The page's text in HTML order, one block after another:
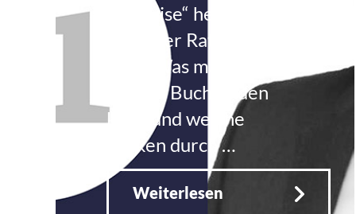
der Krise“ heißt sein
aktueller Ratgeber
dazu. Was man in
seinem Buch finden
kann und welche
Risiken durch …
Weiterlesen